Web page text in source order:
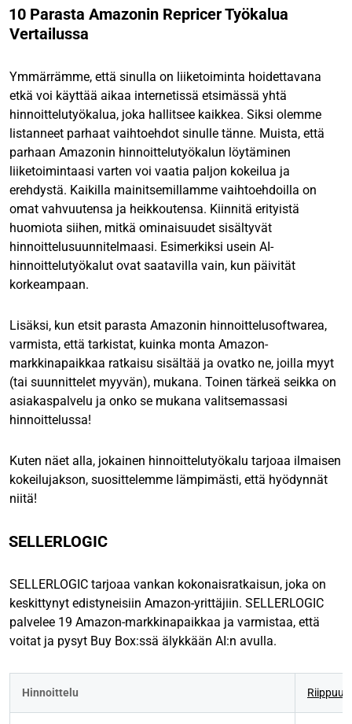
10 Parasta Amazonin Repricer Työkalua
Vertailussa
Ymmärrämme, että sinulla on liiketoiminta hoidettavana
etkä voi käyttää aikaa internetissä etsimässä yhtä
hinnoittelutyökalua, joka hallitsee kaikkea. Siksi olemme
listanneet parhaat vaihtoehdot sinulle tänne. Muista, että
parhaan Amazonin hinnoittelutyökalun löytäminen
liiketoimintaasi varten voi vaatia paljon kokeilua ja
erehdystä. Kaikilla mainitsemillamme vaihtoehdoilla on
omat vahvuutensa ja heikkoutensa. Kiinnitä erityistä
huomiota siihen, mitkä ominaisuudet sisältyvät
hinnoittelusuunnitelmaasi. Esimerkiksi usein AI-
hinnoittelutyökalut ovat saatavilla vain, kun päivität
korkeampaan.
Lisäksi, kun etsit parasta Amazonin hinnoittelusoftwarea,
varmista, että tarkistat, kuinka monta Amazon-
markkinapaikkaa ratkaisu sisältää ja ovatko ne, joilla myyt
(tai suunnittelet myyvän), mukana. Toinen tärkeä seikka on
asiakaspalvelu ja onko se mukana valitsemassasi
hinnoittelussa!
Kuten näet alla, jokainen hinnoittelutyökalu tarjoaa ilmaisen
kokeilujakson, suosittelemme lämpimästi, että hyödynnät
niitä!
SELLERLOGIC
SELLERLOGIC tarjoaa vankan kokonaisratkaisun, joka on
keskittynyt edistyneisiin Amazon-yrittäjiin. SELLERLOGIC
palvelee 19 Amazon-markkinapaikkaa ja varmistaa, että
voitat ja pysyt Buy Box:ssä älykkään AI:n avulla.
Hinnoittelu Riippuu